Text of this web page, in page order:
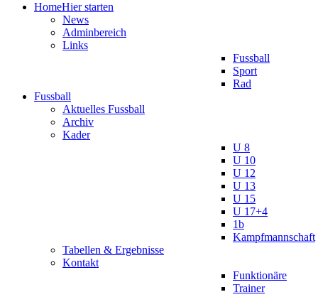
HomeHier starten
News
Adminbereich
Links
Fussball
Sport
Rad
Fussball
Aktuelles Fussball
Archiv
Kader
U 8
U 10
U 12
U 13
U 15
U 17+4
1b
Kampfmannschaft
Tabellen & Ergebnisse
Kontakt
Funktionäre
Trainer